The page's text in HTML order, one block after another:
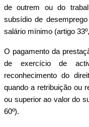
de outrem ou do
subsídio de
salário mínimo (artigo
O pagamento da
de exercício de
reconhecimento do
quando a retribuição ou
ou superior ao valor do
60º).